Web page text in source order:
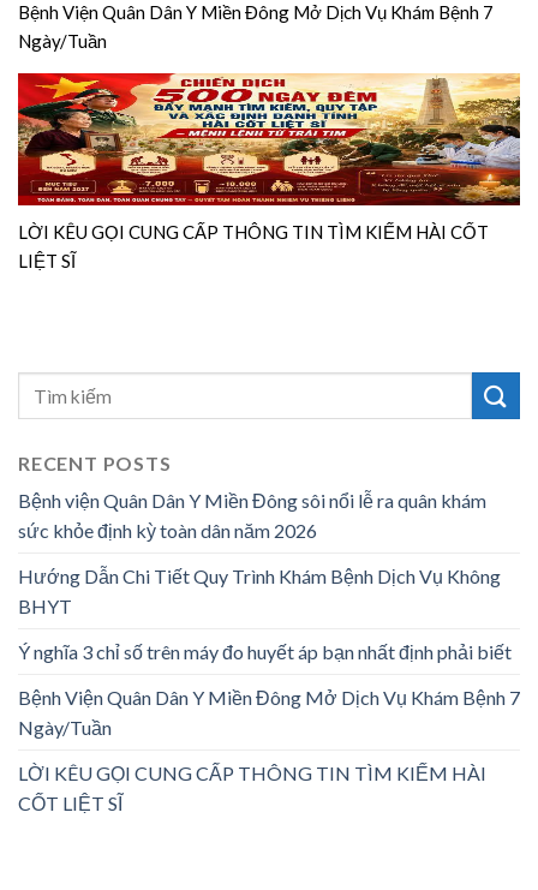
Bệnh Viện Quân Dân Y Miền Đông Mở Dịch Vụ Khám Bệnh 7
Ngày/Tuần
LỜI KÊU GỌI CUNG CẤP THÔNG TIN TÌM KIẾM HÀI CỐT
LIỆT SĨ
RECENT POSTS
Bệnh viện Quân Dân Y Miền Đông sôi nổi lễ ra quân khám
sức khỏe định kỳ toàn dân năm 2026
Hướng Dẫn Chi Tiết Quy Trình Khám Bệnh Dịch Vụ Không
BHYT
Ý nghĩa 3 chỉ số trên máy đo huyết áp bạn nhất định phải biết
Bệnh Viện Quân Dân Y Miền Đông Mở Dịch Vụ Khám Bệnh 7
Ngày/Tuần
LỜI KÊU GỌI CUNG CẤP THÔNG TIN TÌM KIẾM HÀI
CỐT LIỆT SĨ